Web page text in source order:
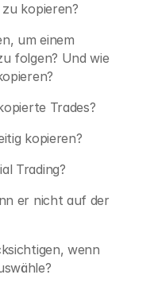
kopieren?
um einem
folgen? Und wie
Trades?
kopieren?
Trading?
er nicht auf der
wenn